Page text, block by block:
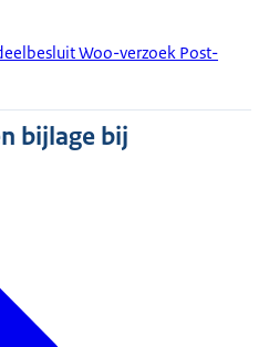
Woo-verzoek Post-
bijlage bij